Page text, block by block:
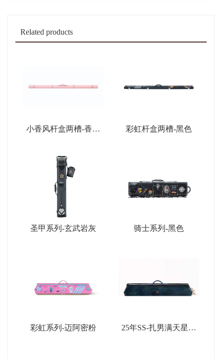
Related products
小香风杆盒两槽-香薰
彩虹杆盒两槽-黑色
圣甲系列-玄武岩灰 骑士系列-黑色
彩虹系列-迈阿密粉
25年SS-扎男满天星限